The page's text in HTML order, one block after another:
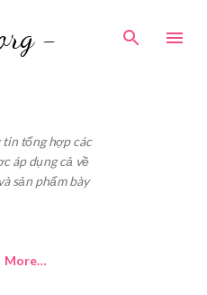
content
-
tin tổng hợp các
áp dụng cả về
sản phẩm bày
More…